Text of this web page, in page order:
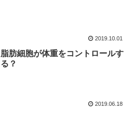
2019.10.01
脂肪細胞が体重をコントロールす
る？
2019.06.18